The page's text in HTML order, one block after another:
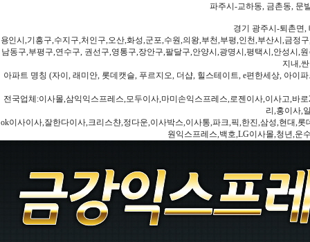
파주시-교하동, 금촌동, 문
경기 광주시-퇴촌면,
용인시,기흥구,수지구,처인구,오산,화성,군포,수원,의왕,부천,부평,인천,부산시,금
남동구,부평구,연수구, 권선구,영통구,장안구,팔달구,안양시,광명시,평택시,안성시,
지내,
아파트 명칭 (자이, 래미안, 롯데캣슬, 푸르지오, 더샵, 힐스테이트, e편한세상, 아이
전국업체:이사몰,삼익익스프레스,모두이사,마미손익스프레스,로젠이사,이사고,바
리,홍이사,
ok이사이사,잘한다이사,크리스챤,정다운,이사박스,이사통,파크,픽,한진,삼성,현대,
원익스프레스,백호,LG이사몰,청년,운